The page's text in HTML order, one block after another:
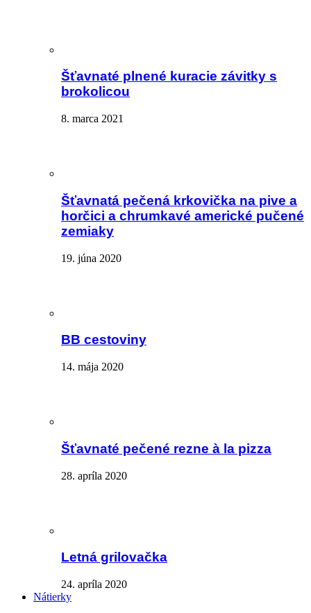
Šťavnaté plnené kuracie závitky s
brokolicou
8. marca 2021
Šťavnatá pečená krkovička na pive a
horčici a chrumkavé americké pučené
zemiaky
19. júna 2020
BB cestoviny
14. mája 2020
Šťavnaté pečené rezne à la pizza
28. apríla 2020
Letná grilovačka
24. apríla 2020
Nátierky